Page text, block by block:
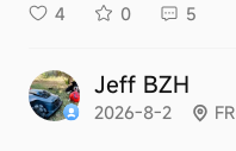
4 0 5
Jeff BZH
2026-8-2 FR